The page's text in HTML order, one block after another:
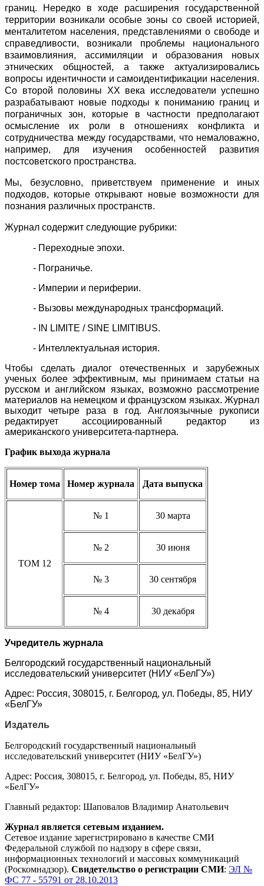
границ. Нередко в ходе расширения государственной
территории возникали особые зоны со своей историей,
менталитетом населения, представлениями о свободе и
справедливости, возникали проблемы национального
взаимовлияния, ассимиляции и образования новых
этнических общностей, а также актуализировались
вопросы идентичности и самоидентификации населения.
Со второй половины ХХ века исследователи успешно
разрабатывают новые подходы к пониманию границ и
пограничных зон, которые в частности предполагают
осмысление их роли в отношениях конфликта и
сотрудничества между государствами, что немаловажно,
например, для изучения особенностей развития
постсоветского пространства.
Мы, безусловно, приветствуем применение и иных
подходов, которые открывают новые возможности для
познания различных пространств.
Журнал содержит следующие рубрики:
- Переходные эпохи.
- Пограничье.
- Империи и периферии.
- Вызовы международных трансформаций.
- IN LIMITE / SINE LIMITIBUS.
- Интеллектуальная история.
Чтобы сделать диалог отечественных и зарубежных
ученых более эффективным, мы принимаем статьи на
русском и английском языках, возможно рассмотрение
материалов на немецком и французском языках. Журнал
выходит четыре раза в год. Англоязычные рукописи
редактирует ассоциированный редактор из
американского университета-партнера.
График выхода журнала
Номер тома Номер журнала Дата выпуска
ТОМ 12
№ 1 30 марта
№ 2 30 июня
№ 3 30 сентября
№ 4 30 декабря
Учредитель журнала
Белгородский государственный национальный
исследовательский университет (НИУ «БелГУ»)
Адрес: Россия, 308015, г. Белгород, ул. Победы, 85, НИУ
«БелГУ»
Издатель
Белгородский государственный национальный
исследовательский университет (НИУ «БелГУ»)
Адрес: Россия, 308015, г. Белгород, ул. Победы, 85, НИУ
«БелГУ»
Главный редактор: Шаповалов Владимир Анатольевич
Журнал является сетевым изданием.
Сетевое издание зарегистрировано в качестве СМИ
Федеральной службой по надзору в сфере связи,
информационных технологий и массовых коммуникаций
(Роскомнадзор). Свидетельство о регистрации СМИ: ЭЛ №
ФС 77 - 55791 от 28.10.2013